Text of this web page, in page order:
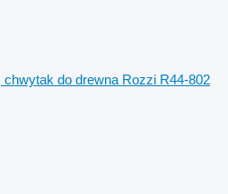
chwytak do drewna Rozzi R44-802